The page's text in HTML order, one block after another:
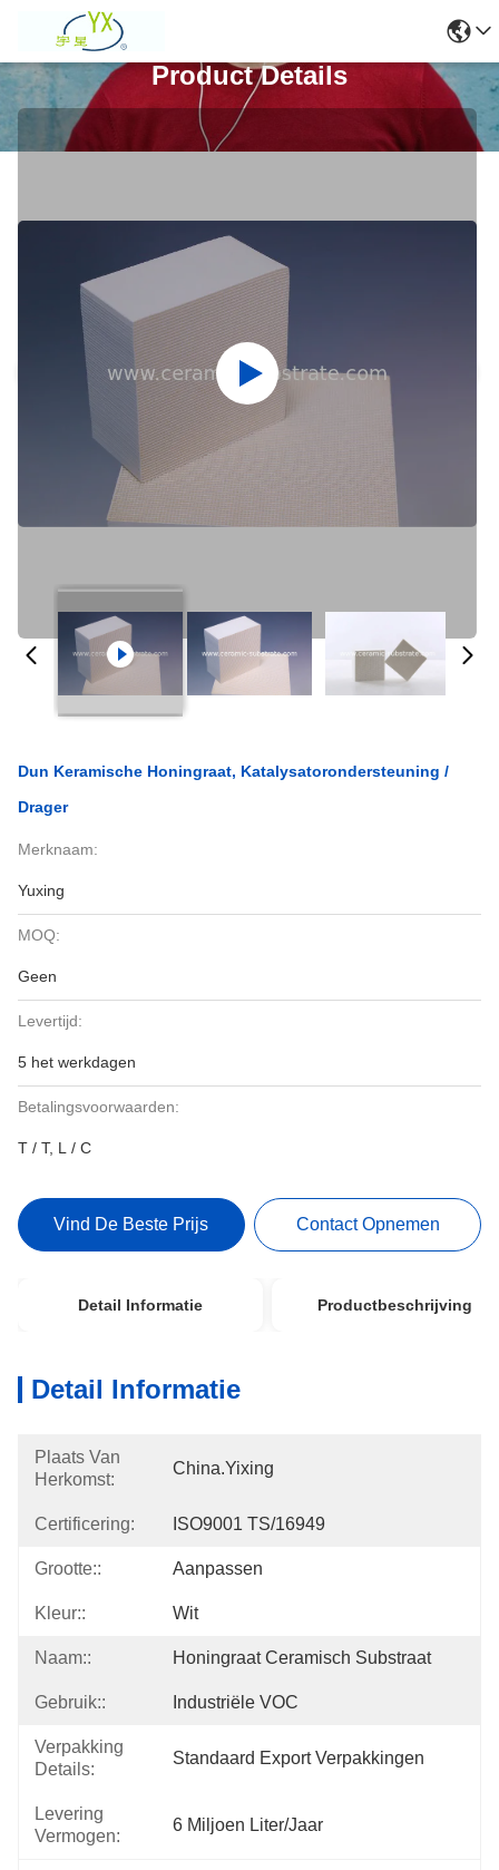
Product Details
Dun Keramische Honingraat, Katalysatorondersteuning /
Drager
Merknaam:
Yuxing
MOQ:
Geen
Levertijd:
5 het werkdagen
Betalingsvoorwaarden:
T / T, L / C
Vind De Beste Prijs Contact Opnemen
Detail Informatie Productbeschrijving
Detail Informatie
Plaats Van
Herkomst:
China.Yixing
Certificering: ISO9001 TS/16949
Grootte:: Aanpassen
Kleur:: Wit
Naam:: Honingraat Ceramisch Substraat
Gebruik:: Industriële VOC
Verpakking
Details:
Standaard Export Verpakkingen
Levering
Vermogen:
6 Miljoen Liter/jaar